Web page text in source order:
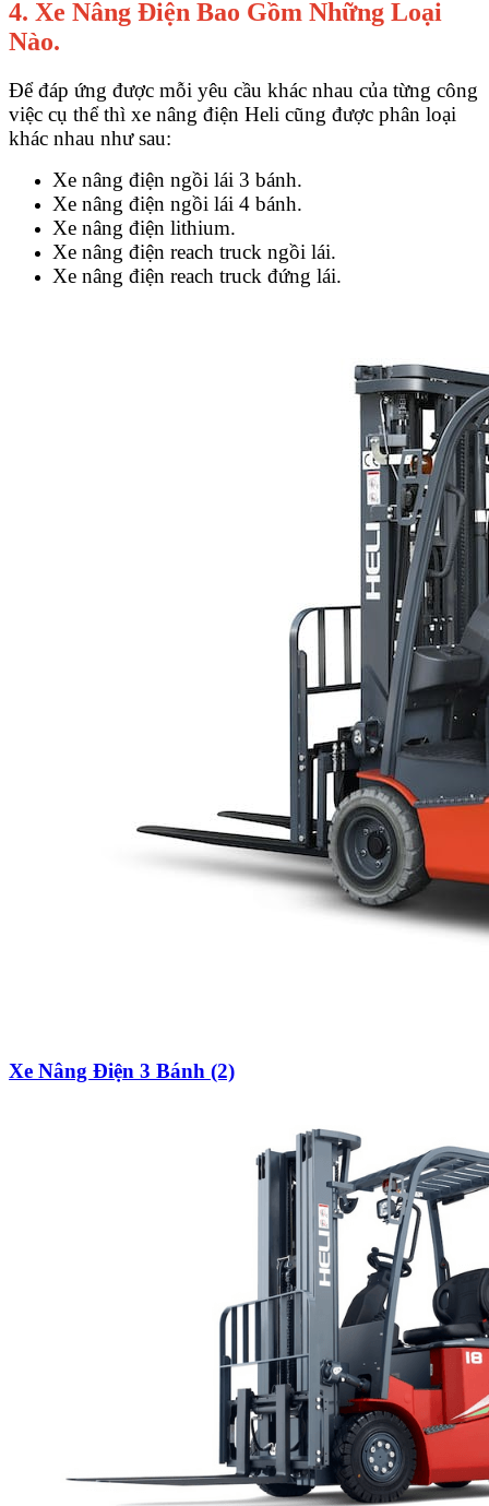
4. Xe Nâng Điện Bao Gồm Những Loại
Nào.
Để đáp ứng được mỗi yêu cầu khác nhau của từng công
việc cụ thể thì xe nâng điện Heli cũng được phân loại
khác nhau như sau:
Xe nâng điện ngồi lái 3 bánh.
Xe nâng điện ngồi lái 4 bánh.
Xe nâng điện lithium.
Xe nâng điện reach truck ngồi lái.
Xe nâng điện reach truck đứng lái.
Xe Nâng Điện 3 Bánh (2)